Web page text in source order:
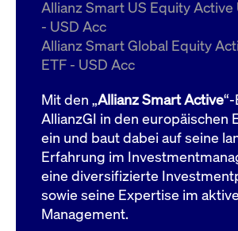
Allianz Smart US Equity Active
- USD Acc
Allianz Smart Global Equity
ETF - USD Acc
Mit den „Allianz Smart Active
AllianzGI in den europäischen
ein und baut dabei auf seine
Erfahrung im
eine diversifizierte
sowie seine Expertise im
Management.
ApplicationGatewayAffinityCORS
boerse.com